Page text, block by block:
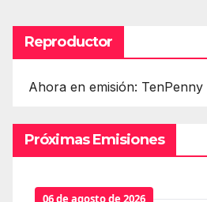
Reproductor
Ahora en emisión:
Próximas Emisiones